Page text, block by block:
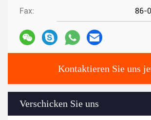
Fax: 86-
Kontaktieren Sie uns
Verschicken Sie uns